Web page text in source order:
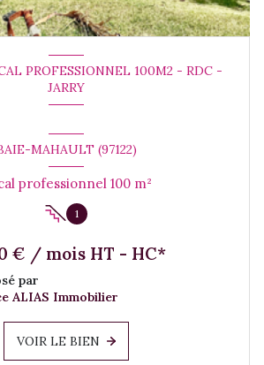
PROFESSIONNEL 100M2 - RDC -
JARRY
MAHAULT (97122)
Local professionnel 100 m²
1
€ / mois HT - HC*
par
ALIAS Immobilier
VOIR LE BIEN